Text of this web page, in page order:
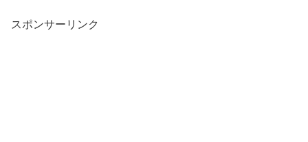
スポンサーリンク